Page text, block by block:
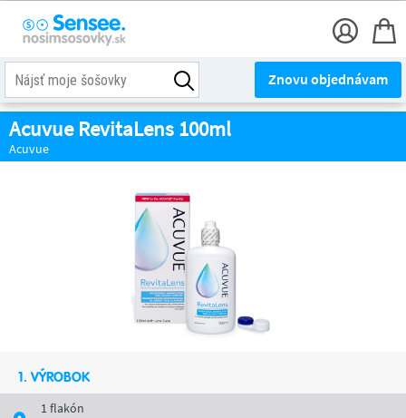
Znovu objednávam
Acuvue RevitaLens 100ml
Acuvue
1. VÝROBOK
1 flakón